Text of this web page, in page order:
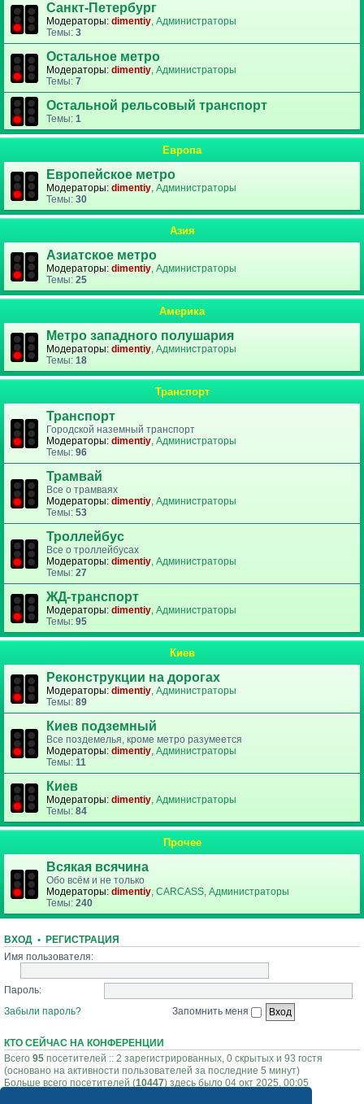
Санкт-Петербург
Модераторы: dimentiy, Администраторы
Темы: 3
Остальное метро
Модераторы: dimentiy, Администраторы
Темы: 7
Остальной рельсовый транспорт
Темы: 1
Европа
Европейское метро
Модераторы: dimentiy, Администраторы
Темы: 30
Азия
Азиатское метро
Модераторы: dimentiy, Администраторы
Темы: 25
Америка
Метро западного полушария
Модераторы: dimentiy, Администраторы
Темы: 18
Транспорт
Транспорт
Городской наземный транспорт
Модераторы: dimentiy, Администраторы
Темы: 96
Трамвай
Все о трамваях
Модераторы: dimentiy, Администраторы
Темы: 53
Троллейбус
Все о троллейбусах
Модераторы: dimentiy, Администраторы
Темы: 27
ЖД-транспорт
Модераторы: dimentiy, Администраторы
Темы: 95
Киев
Реконструкции на дорогах
Модераторы: dimentiy, Администраторы
Темы: 89
Киев подземный
Все поздемелья, кроме метро разумеется
Модераторы: dimentiy, Администраторы
Темы: 11
Киев
Модераторы: dimentiy, Администраторы
Темы: 84
Прочее
Всякая всячина
Обо всём и не только
Модераторы: dimentiy, CARCASS, Администраторы
Темы: 240
ВХОД • РЕГИСТРАЦИЯ
Имя пользователя:
Пароль:
Забыли пароль?
Запомнить меня
КТО СЕЙЧАС НА КОНФЕРЕНЦИИ
Всего 95 посетителей :: 2 зарегистрированных, 0 скрытых и 93 гостя
(основано на активности пользователей за последние 5 минут)
Больше всего посетителей (10447) здесь было 04 окт 2025, 00:05